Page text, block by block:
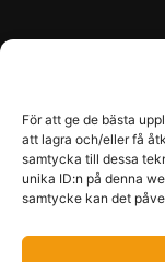
För att ge de bästa
att lagra och/eller få
samtycka till dessa
unika ID:n på denna
samtycke kan det
Hirsemarken
3520 Farum
Danmark
+45 48 16 50